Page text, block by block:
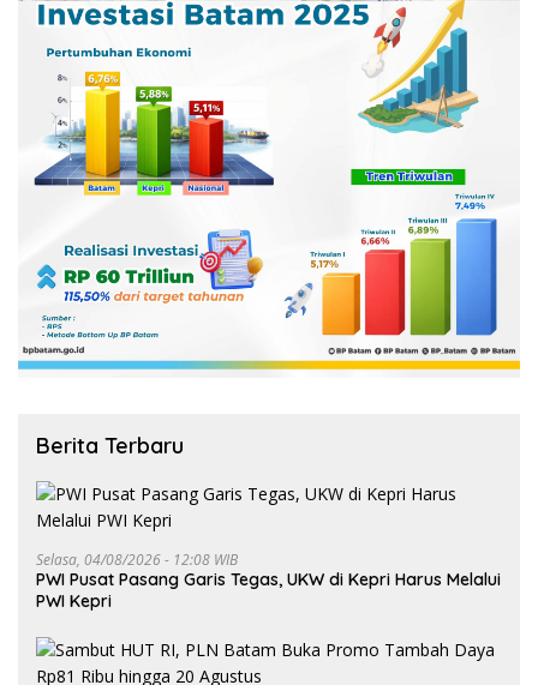
Berita Terbaru
Selasa, 04/08/2026 - 12:08 WIB
PWI Pusat Pasang Garis Tegas, UKW di Kepri Harus Melalui
PWI Kepri